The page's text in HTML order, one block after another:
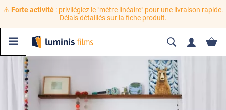
⚠️ Forte activité: privilégiez le "mètre linéaire" pour une livraison rapide.
Délais détaillés sur la fiche produit.